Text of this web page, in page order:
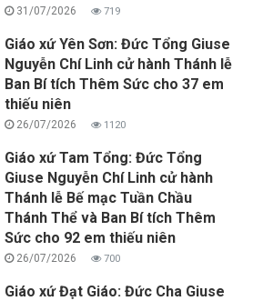
31/07/2026 719
Giáo xứ Yên Sơn: Đức Tổng Giuse
Nguyễn Chí Linh cử hành Thánh lễ
Ban Bí tích Thêm Sức cho 37 em
thiếu niên
26/07/2026 1120
Giáo xứ Tam Tổng: Đức Tổng
Giuse Nguyễn Chí Linh cử hành
Thánh lễ Bế mạc Tuần Chầu
Thánh Thể và Ban Bí tích Thêm
Sức cho 92 em thiếu niên
26/07/2026 700
Giáo xứ Đạt Giáo: Đức Cha Giuse